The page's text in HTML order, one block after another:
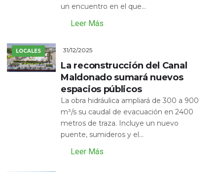
un encuentro en el que...
Leer Más
LOCALES 31/12/2025
La reconstrucción del Canal
Maldonado sumará nuevos
espacios públicos
La obra hidráulica ampliará de 300 a 900
m³/s su caudal de evacuación en 2400
metros de traza. Incluye un nuevo
puente, sumideros y el...
Leer Más